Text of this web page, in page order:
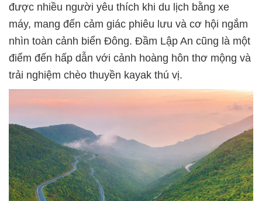
được nhiều người yêu thích khi du lịch bằng xe
máy, mang đến cảm giác phiêu lưu và cơ hội ngắm
nhìn toàn cảnh biển Đông. Đầm Lập An cũng là một
điểm đến hấp dẫn với cảnh hoàng hôn thơ mộng và
trải nghiệm chèo thuyền kayak thú vị.